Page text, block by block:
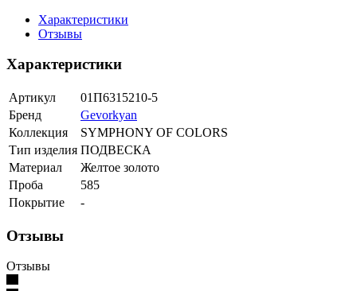
Характеристики
Отзывы
Характеристики
Артикул
01П6315210-5
Бренд
Gevorkyan
Коллекция
SYMPHONY OF COLORS
Тип изделия ПОДВЕСКА
Материал
Желтое золото
Проба
585
Покрытие
-
Отзывы
Отзывы